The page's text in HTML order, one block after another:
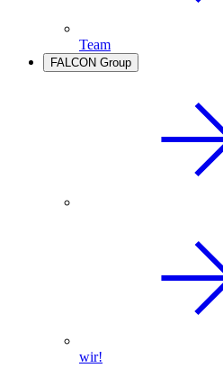
Team
FALCON Group
wir!